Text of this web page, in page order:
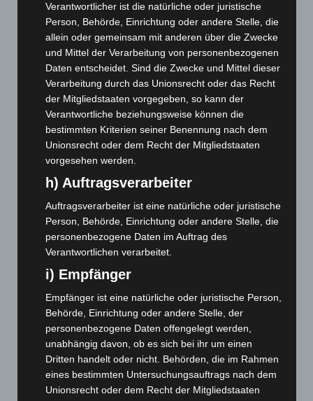
Februar 2026(109)
Januar 2026(122)
Dezember 2025(103)
November 2025(114)
Oktober 2025(112)
September 2025(93)
August 2025(90)
Juni 2025(103)
April 2025(88)
März 2025(111)
Februar 2025(96)
Januar 2025(88)
Dezember 2024 (89)
November 2024
Oktober 2024(93)
September 2024(112)
August 2024(107)
Verantwortlicher ist die natürliche oder juristische
Person, Behörde, Einrichtung oder andere Stelle, die
allein oder gemeinsam mit anderen über die Zwecke
und Mittel der Verarbeitung von personenbezogenen
Daten entscheidet. Sind die Zwecke und Mittel dieser
Verarbeitung durch das Unionsrecht oder das Recht
der Mitgliedstaaten vorgegeben, so kann der
Verantwortliche beziehungsweise können die
bestimmten Kriterien seiner Benennung nach dem
Unionsrecht oder dem Recht der Mitgliedstaaten
vorgesehen werden.
h) Auftragsverarbeiter
Auftragsverarbeiter ist eine natürliche oder juristische
Person, Behörde, Einrichtung oder andere Stelle, die
personenbezogene Daten im Auftrag des
Verantwortlichen verarbeitet.
i) Empfänger
Empfänger ist eine natürliche oder juristische Person,
Behörde, Einrichtung oder andere Stelle, der
personenbezogene Daten offengelegt werden,
unabhängig davon, ob es sich bei ihr um einen
Dritten handelt oder nicht. Behörden, die im Rahmen
eines bestimmten Untersuchungsauftrags nach dem
Unionsrecht oder dem Recht der Mitgliedstaaten